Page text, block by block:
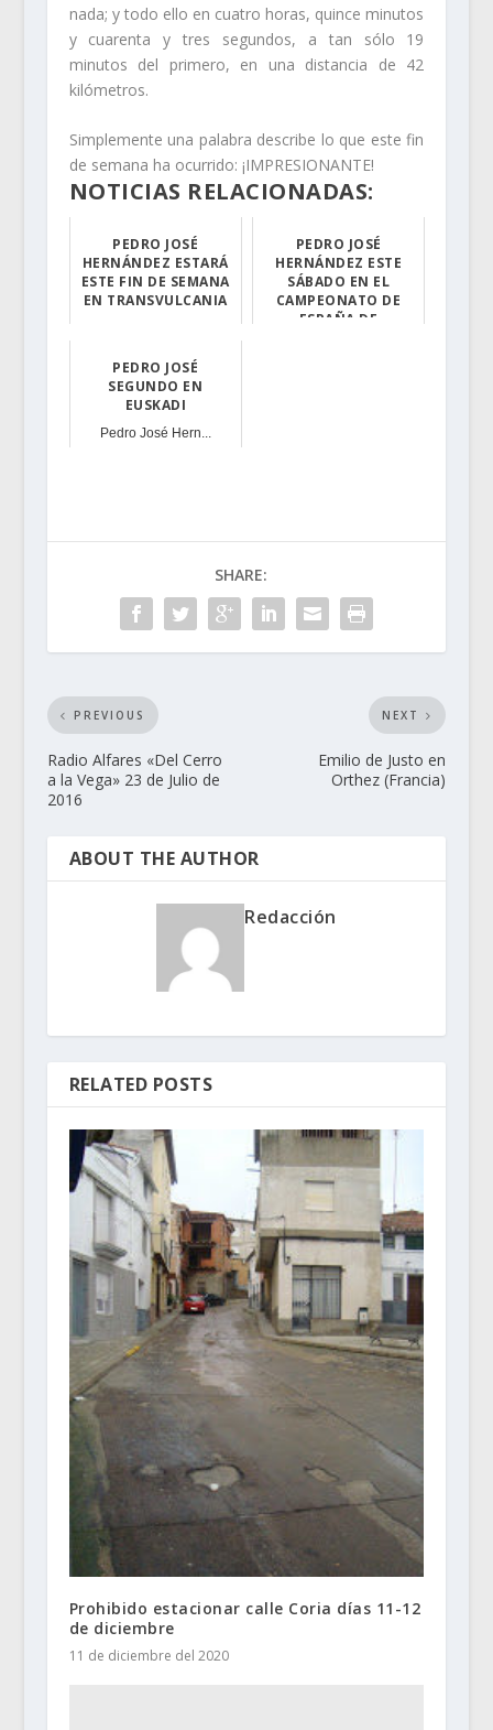
nada; y todo ello en cuatro horas, quince minutos
y cuarenta y tres segundos, a tan sólo 19
minutos del primero, en una distancia de 42
kilómetros.
Simplemente una palabra describe lo que este fin
de semana ha ocurrido: ¡IMPRESIONANTE!
NOTICIAS RELACIONADAS:
PEDRO JOSÉ
HERNÁNDEZ ESTARÁ
ESTE FIN DE SEMANA
EN TRANSVULCANIA
PEDRO JOSÉ
HERNÁNDEZ ESTE
SÁBADO EN EL
CAMPEONATO DE
ESPAÑA DE
PEDRO JOSÉ
SEGUNDO EN
EUSKADI
Pedro José Hern...
SHARE:
PREVIOUS
Radio Alfares «Del Cerro
a la Vega» 23 de Julio de
2016
NEXT
Emilio de Justo en
Orthez (Francia)
ABOUT THE AUTHOR
Redacción
RELATED POSTS
Prohibido estacionar calle Coria días 11-12
de diciembre
11 de diciembre del 2020